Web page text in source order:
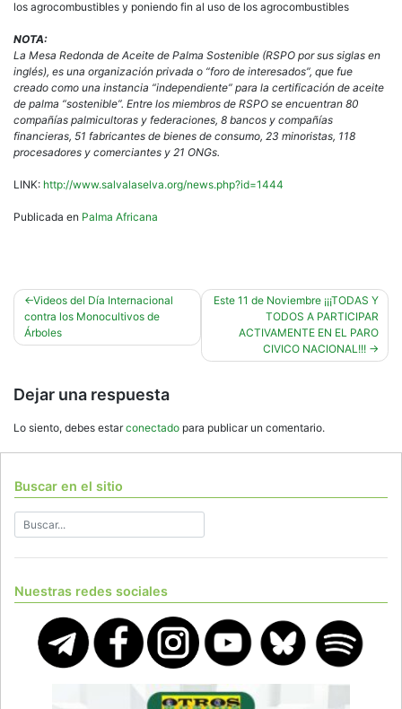
los agrocombustibles y poniendo fin al uso de los agrocombustibles
NOTA:
La Mesa Redonda de Aceite de Palma Sostenible (RSPO por sus siglas en
inglés), es una organización privada o “foro de interesados”, que fue
creado como una instancia “independiente” para la certificación de aceite
de palma “sostenible”. Entre los miembros de RSPO se encuentran 80
compañías palmicultoras y federaciones, 8 bancos y compañías
financieras, 51 fabricantes de bienes de consumo, 23 minoristas, 118
procesadores y comerciantes y 21 ONGs.
LINK: http://www.salvalaselva.org/news.php?id=1444
Publicada en Palma Africana
Navegación
de
Videos del Día Internacional
contra los Monocultivos de
Árboles
Este 11 de Noviembre ¡¡¡TODAS Y
TODOS A PARTICIPAR
ACTIVAMENTE EN EL PARO
CIVICO NACIONAL!!!
Dejar una respuesta
Lo siento, debes estarconectado para publicar un comentario.
Buscar en el sitio
Nuestras redes sociales